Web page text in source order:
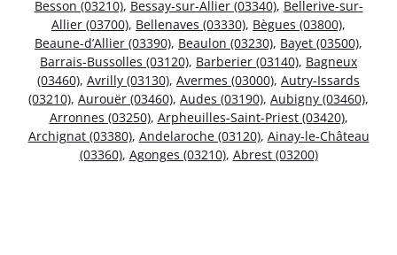
Besson (03210), Bessay-sur-Allier (03340), Bellerive-sur-
Allier (03700), Bellenaves (03330), Bègues (03800),
Beaune-d’Allier (03390), Beaulon (03230), Bayet (03500),
Barrais-Bussolles (03120), Barberier (03140), Bagneux
(03460), Avrilly (03130), Avermes (03000), Autry-Issards
(03210), Aurouër (03460), Audes (03190), Aubigny (03460),
Arronnes (03250), Arpheuilles-Saint-Priest (03420),
Archignat (03380), Andelaroche (03120), Ainay-le-Château
(03360), Agonges (03210), Abrest (03200)